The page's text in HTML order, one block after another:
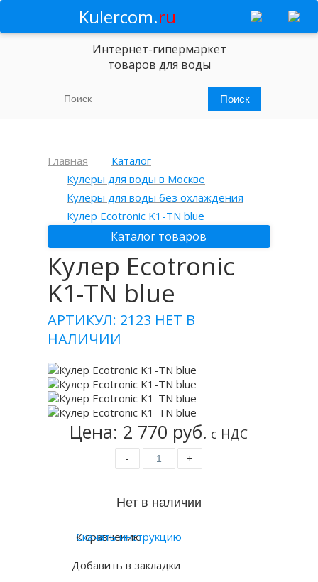
Kulercom.ru
Интернет-гипермаркет
товаров для воды
Главная
Каталог
Кулеры для воды в Москве
Кулеры для воды без охлаждения
Кулер Ecotronic K1-TN blue
Каталог товаров
Кулер Ecotronic
K1-TN blue
АРТИКУЛ: 2123 НЕТ В
НАЛИЧИИ
Цена: 2 770 руб. с НДС
- +
К сравнению
Добавить в закладки
Скачать инструкцию